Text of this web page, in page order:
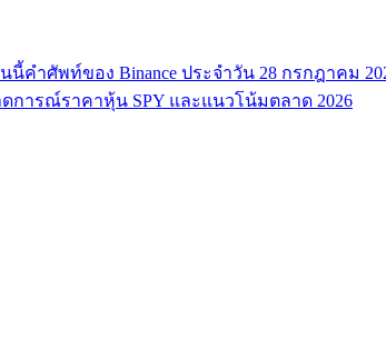
นนี้คำศัพท์ของ Binance ประจำวัน 28 กรกฎาคม
การณ์ราคาหุ้น SPY และแนวโน้มตลาด 2026